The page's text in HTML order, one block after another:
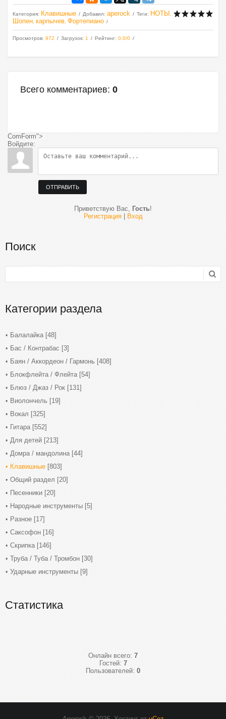
Категория: Клавишные Добавил: aperock Теги: НОТЫ
Шопен карпычев Фортепиано
Просмотров: 972 Загрузок: 1 Рейтинг: 0.0/0
Всего комментариев: 0
ComForm">
Войдите:
ОТПРАВИТЬ
Приветствую Вас, Гость!
Регистрация| Вход
Поиск
Категории раздела
Балалайка [48]
Бас / Контрабас [3]
Баян / Аккордеон / Гармонь [408]
Блокфлейта / Флейта [54]
Блюз / Джаз / Рок [131]
Виолончель [19]
Вокал [325]
Гитара [552]
Для детей [213]
Домра / мандолина [44]
Клавишные [803]
Общий раздел [20]
Песенники [20]
Народные инструменты [5]
Разное [17]
Саксофон [16]
Скрипка [146]
Труба / Туба / Тромбон [30]
Ударные инструменты [9]
Статистика
Онлайн всего: 7
Гостей: 7
Пользователей: 0